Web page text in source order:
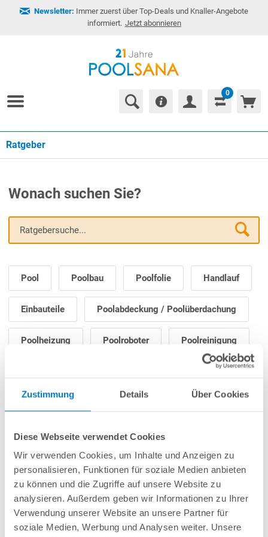
Zustimmung Details Über Cookies
Diese Webseite verwendet Cookies
Wir verwenden Cookies, um Inhalte und Anzeigen zu
personalisieren, Funktionen für soziale Medien anbieten
zu können und die Zugriffe auf unsere Website zu
analysieren. Außerdem geben wir Informationen zu Ihrer
Verwendung unserer Website an unsere Partner für
soziale Medien, Werbung und Analysen weiter. Unsere
Newsletter: Immer zuerst über Top-Deals und Knaller-Angebote
informiert. Jetzt abonnieren
0
Ratgeber
Wonach suchen Sie?
Pool Poolbau Poolfolie Handlauf
Einbauteile Poolabdeckung / Poolüberdachung
Poolheizung Poolroboter Poolreinigung
Gegenstromanlage Poolzubehör
Saunazubehör